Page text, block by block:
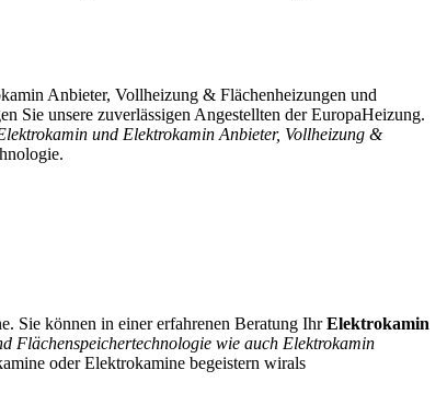
Anbieter, Vollheizung & Flächenheizungen und
Sie unsere zuverlässigen Angestellten der EuropaHeizung.
und Elektrokamin Anbieter, Vollheizung &
Sie können in einer erfahrenen Beratung IhrElektrokamin
Flächenspeichertechnologie wie auch Elektrokamin
oder Elektrokamine begeistern wirals